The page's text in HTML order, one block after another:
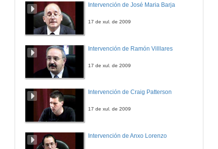
Intervención de José Maria Barja
17 de xul. de 2009
Intervención de Ramón Villlares
17 de xul. de 2009
Intervención de Craig Patterson
17 de xul. de 2009
Intervención de Anxo Lorenzo